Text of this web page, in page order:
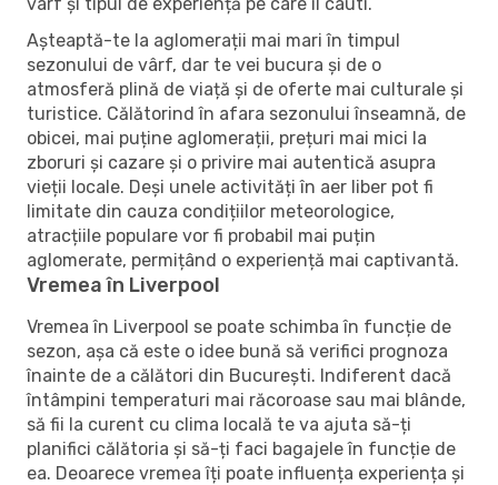
Așteaptă-te la aglomerații mai mari în timpul
sezonului de vârf, dar te vei bucura și de o
atmosferă plină de viață și de oferte mai culturale și
turistice. Călătorind în afara sezonului înseamnă, de
obicei, mai puține aglomerații, prețuri mai mici la
zboruri și cazare și o privire mai autentică asupra
vieții locale. Deși unele activități în aer liber pot fi
limitate din cauza condițiilor meteorologice,
atracțiile populare vor fi probabil mai puțin
aglomerate, permițând o experiență mai captivantă.
Vremea în Liverpool
Vremea în Liverpool se poate schimba în funcție de
sezon, așa că este o idee bună să verifici prognoza
înainte de a călători din București. Indiferent dacă
întâmpini temperaturi mai răcoroase sau mai blânde,
să fii la curent cu clima locală te va ajuta să-ți
planifici călătoria și să-ți faci bagajele în funcție de
ea. Deoarece vremea îți poate influența experiența și